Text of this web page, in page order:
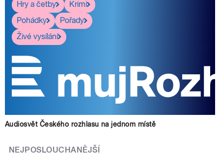
Hry a četby
Krimi
Pohádky
Pořady
Živé vysílání
Audiosvět Českého rozhlasu na jednom místě
NEJPOSLOUCHANĚJŠÍ